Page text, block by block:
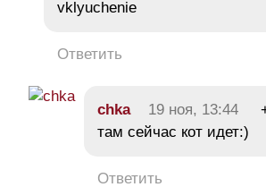
vklyuchenie
Ответить
chka 19 ноя, 13:44
там сейчас кот идет:)
Ответить